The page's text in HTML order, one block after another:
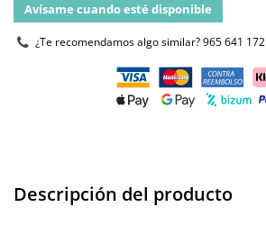
Avísame cuando esté disponible
¿Te recomendamos algo similar?965 641 172
Descripción del producto